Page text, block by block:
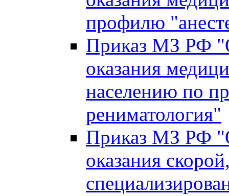
профилю
Приказ МЗ РФ
оказания
населению по
рениматология"
Приказ МЗ РФ
оказания